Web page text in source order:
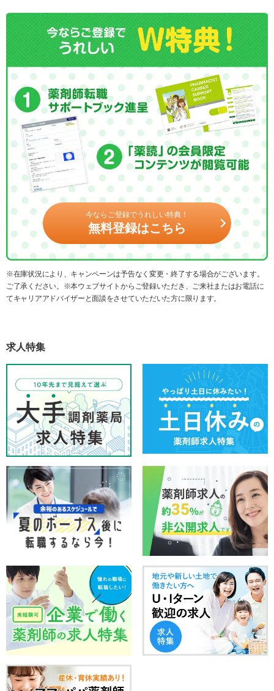
今ならご登録でうれしい特典！
無料登録はこちら
※在庫状況により、キャンペーンは予告なく変更・終了する場合がございます。
ご了承ください。※本ウェブサイトからご登録いただき、ご来社またはお電話に
てキャリアアドバイザーと面談をさせていただいた方に限ります。
求人特集